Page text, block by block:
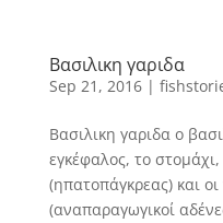
Βασιλικη γαριδα
Sep 21, 2016|
Βασιλικη γαριδα ο
εγκέφαλος, το
(ηπατοπάγκρεας) και
(αναπαραγωγικοί